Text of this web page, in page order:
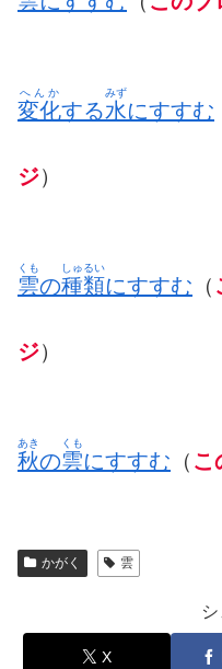
変化
へんか
する水
みず
にすすむ
ジ）
雲
くも
の種類
しゅるい
にすすむ （
ジ）
秋
あき
の雲
くも
にすすむ （ こ
かがく 雲
X